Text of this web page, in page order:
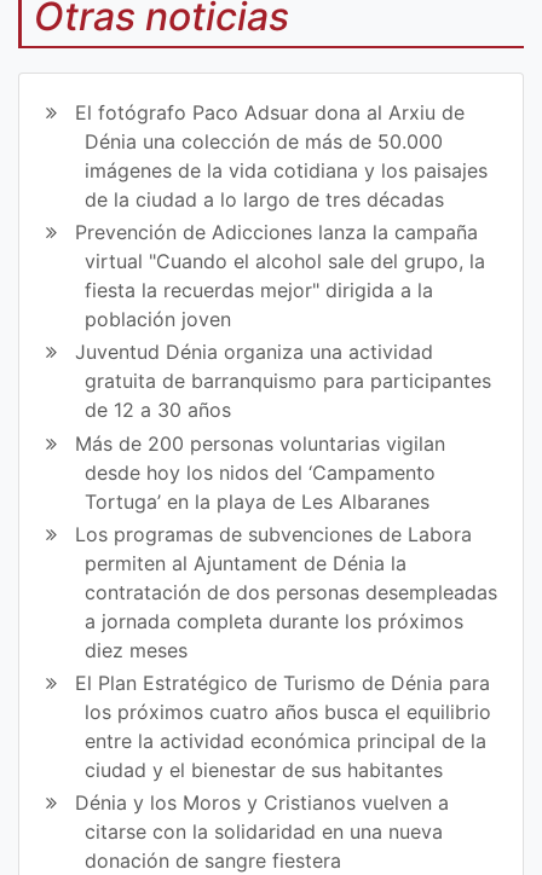
mp
art
en
Fa
ce
bo
ok
mp
art
ir
en
Tw
itt
er
Otras noticias
El fotógrafo Paco Adsuar dona al Arxiu de
Dénia una colección de más de 50.000
imágenes de la vida cotidiana y los paisajes
de la ciudad a lo largo de tres décadas
Prevención de Adicciones lanza la campaña
virtual "Cuando el alcohol sale del grupo, la
fiesta la recuerdas mejor" dirigida a la
población joven
Juventud Dénia organiza una actividad
gratuita de barranquismo para participantes
de 12 a 30 años
Más de 200 personas voluntarias vigilan
desde hoy los nidos del ‘Campamento
Tortuga’ en la playa de Les Albaranes
Los programas de subvenciones de Labora
permiten al Ajuntament de Dénia la
contratación de dos personas desempleadas
a jornada completa durante los próximos
diez meses
El Plan Estratégico de Turismo de Dénia para
los próximos cuatro años busca el equilibrio
entre la actividad económica principal de la
ciudad y el bienestar de sus habitantes
Dénia y los Moros y Cristianos vuelven a
citarse con la solidaridad en una nueva
donación de sangre fiestera